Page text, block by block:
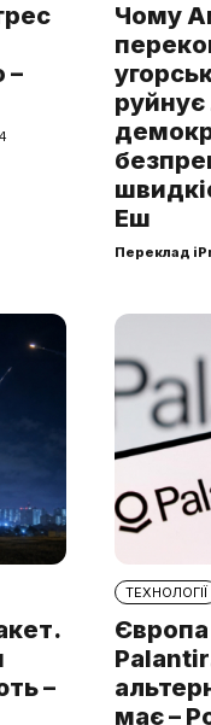
–
Чому
руйнує
Еш
Переклад
–
ТЕХНОЛОГІЇ
має –